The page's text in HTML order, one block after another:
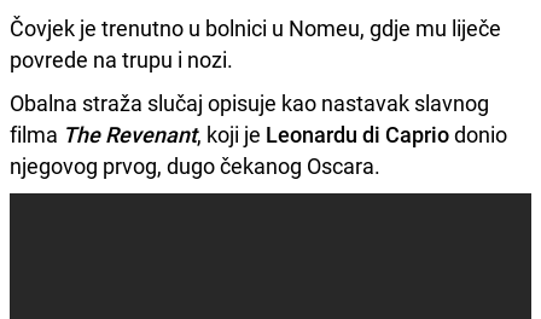
Čovjek je trenutno u bolnici u Nomeu, gdje mu liječe
povrede na trupu i nozi.
Obalna straža slučaj opisuje kao nastavak slavnog
filma The Revenant, koji je Leonardu di Capriodonio
njegovog prvog, dugo čekanog Oscara.